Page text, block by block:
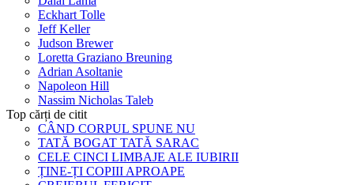
Eckhart Tolle
Jeff Keller
Judson Brewer
Loretta Graziano Breuning
Adrian Asoltanie
Napoleon Hill
Nassim Nicholas Taleb
Top cărți de citit
CÂND CORPUL SPUNE NU
TATĂ BOGAT TATĂ SARAC
CELE CINCI LIMBAJE ALE IUBIRII
ȚINE-ȚI COPIII APROAPE